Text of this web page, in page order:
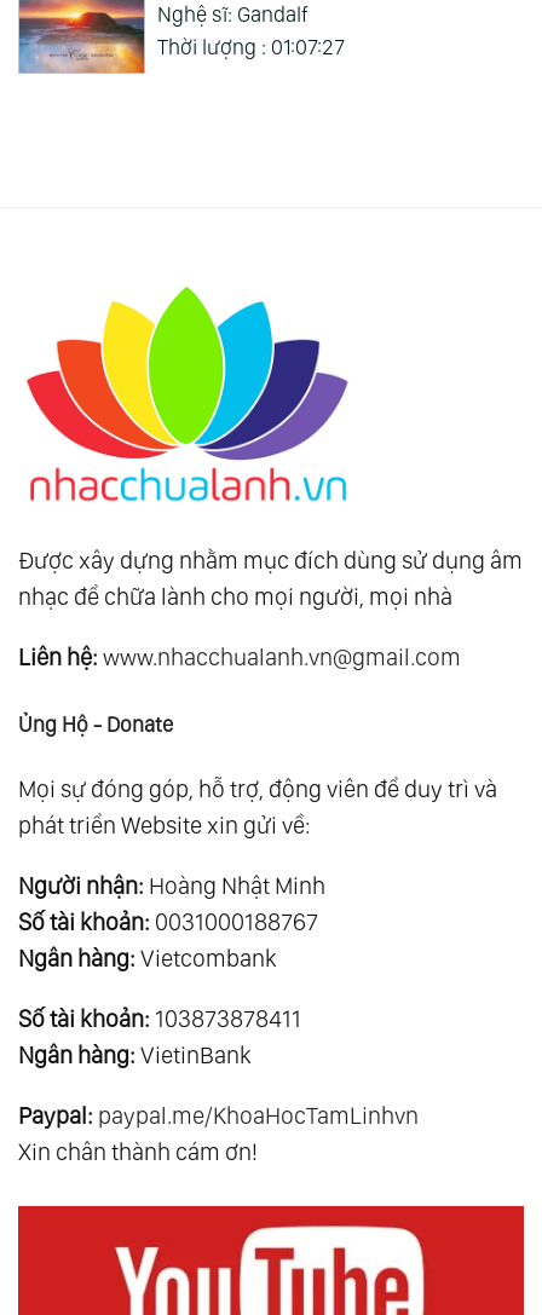
Nghệ sĩ: Gandalf
Thời lượng : 01:07:27
Được xây dựng nhằm mục đích dùng sử dụng âm
nhạc để chữa lành cho mọi người, mọi nhà
Liên hệ: www.nhacchualanh.vn@gmail.com
Ủng Hộ - Donate
Mọi sự đóng góp, hỗ trợ, động viên để duy trì và
phát triển Website xin gửi về:
Người nhận: Hoàng Nhật Minh
Số tài khoản: 0031000188767
Ngân hàng: Vietcombank
Số tài khoản: 103873878411
Ngân hàng: VietinBank
Paypal: paypal.me/KhoaHocTamLinhvn
Xin chân thành cám ơn!